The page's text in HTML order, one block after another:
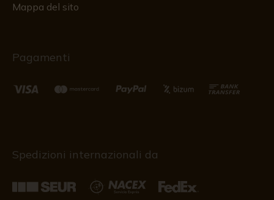
Mappa del sito
Pagamenti
Spedizioni internazionali da